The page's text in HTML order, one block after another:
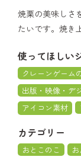
焼栗の美味しさ
たいです。焼き
使ってほしい
クレーンゲーム
出版・映像・デ
アイコン素材
カテゴリー
おとこのこ